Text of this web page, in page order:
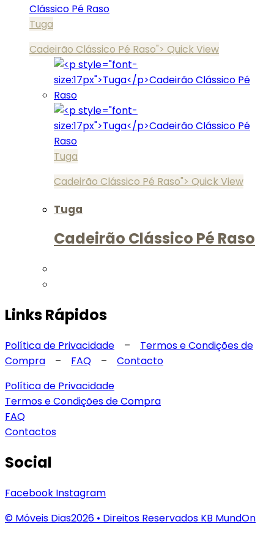
Tuga
Cadeirão Clássico Pé Raso"> Quick View
Tuga
Cadeirão Clássico Pé Raso"> Quick View
Tuga
Cadeirão Clássico Pé Raso
Links Rápidos
Política de Privacidade – Termos e Condições de
Compra – FAQ – Contacto
Política de Privacidade
Termos e Condições de Compra
FAQ
Contactos
Social
Facebook Instagram
© Móveis Dias2026 • Direitos Reservados KB MundOn